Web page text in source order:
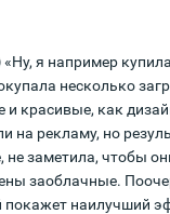
«Ну, я например
несколько
и красивые, как
на рекламу, но
не заметила, чтобы
заоблачные.
покажет наилучший